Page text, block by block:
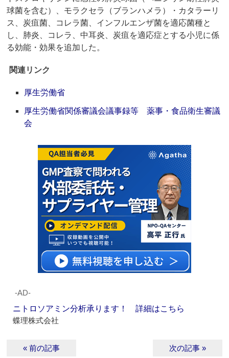
球菌を含む）、モラクセラ（ブランハメラ）・カタラーリ
ス、炭疽菌、コレラ菌、インフルエンザ菌を適応菌種と
し、肺炎、コレラ、中耳炎、炭疽を適応症とする小児に係
る効能・効果を追加した。
関連リンク
厚生労働省
厚生労働省関係審議会議事録等 薬事・食品衛生審議
会
‐AD‐
ニトロソアミン分析承ります！ 詳細はこちら
蝶理株式会社
« 前の記事 次の記事 »